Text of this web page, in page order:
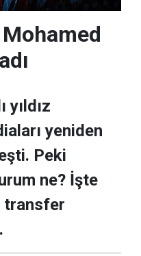
yıldız
yeniden
Peki
ne? İşte
transfer